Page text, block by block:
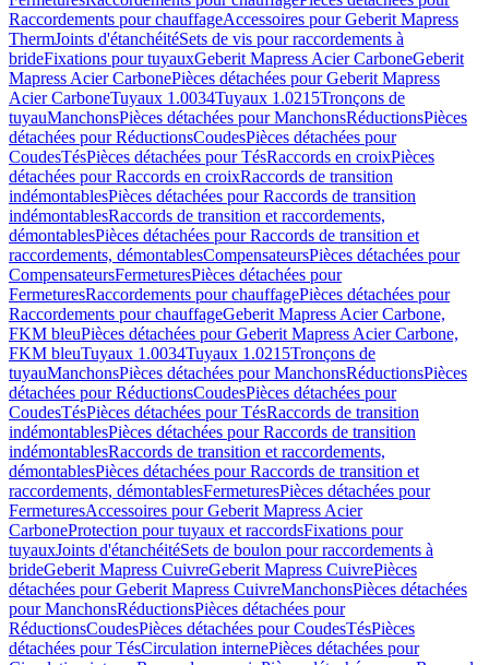
Raccordements pour chauffageAccessoires pour Geberit Mapress
ThermJoints d'étanchéitéSets de vis pour raccordements à
brideFixations pour tuyauxGeberit Mapress Acier CarboneGeberit
Mapress Acier CarbonePièces détachées pour Geberit Mapress
Acier CarboneTuyaux 1.0034Tuyaux 1.0215Tronçons de
tuyauManchonsPièces détachées pour ManchonsRéductionsPièces
détachées pour RéductionsCoudesPièces détachées pour
CoudesTésPièces détachées pour TésRaccords en croixPièces
détachées pour Raccords en croixRaccords de transition
indémontablesPièces détachées pour Raccords de transition
indémontablesRaccords de transition et raccordements,
démontablesPièces détachées pour Raccords de transition et
raccordements, démontablesCompensateursPièces détachées pour
CompensateursFermeturesPièces détachées pour
FermeturesRaccordements pour chauffagePièces détachées pour
Raccordements pour chauffageGeberit Mapress Acier Carbone,
FKM bleuPièces détachées pour Geberit Mapress Acier Carbone,
FKM bleuTuyaux 1.0034Tuyaux 1.0215Tronçons de
tuyauManchonsPièces détachées pour ManchonsRéductionsPièces
détachées pour RéductionsCoudesPièces détachées pour
CoudesTésPièces détachées pour TésRaccords de transition
indémontablesPièces détachées pour Raccords de transition
indémontablesRaccords de transition et raccordements,
démontablesPièces détachées pour Raccords de transition et
raccordements, démontablesFermeturesPièces détachées pour
FermeturesAccessoires pour Geberit Mapress Acier
CarboneProtection pour tuyaux et raccordsFixations pour
tuyauxJoints d'étanchéitéSets de boulon pour raccordements à
brideGeberit Mapress CuivreGeberit Mapress CuivrePièces
détachées pour Geberit Mapress CuivreManchonsPièces détachées
pour ManchonsRéductionsPièces détachées pour
RéductionsCoudesPièces détachées pour CoudesTésPièces
détachées pour TésCirculation internePièces détachées pour